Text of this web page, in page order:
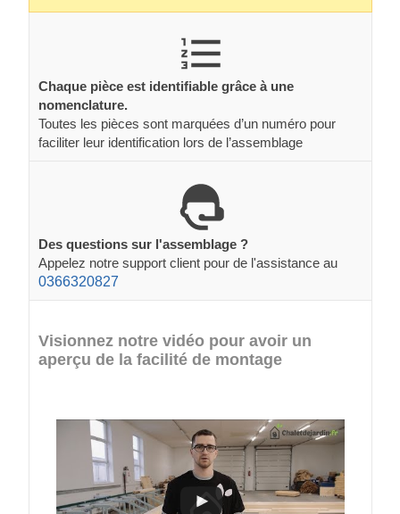
Chaque pièce est identifiable grâce à une
nomenclature.
Toutes les pièces sont marquées d’un numéro pour
faciliter leur identification lors de l’assemblage
Des questions sur l'assemblage ?
Appelez notre support client pour de l'assistance au
0366320827
Visionnez notre vidéo pour avoir un
aperçu de la facilité de montage